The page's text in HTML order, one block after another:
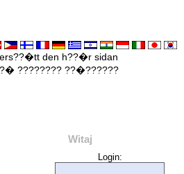
Witaj
Login: